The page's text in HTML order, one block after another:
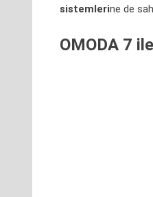
sistemlerine de
OMODA 7